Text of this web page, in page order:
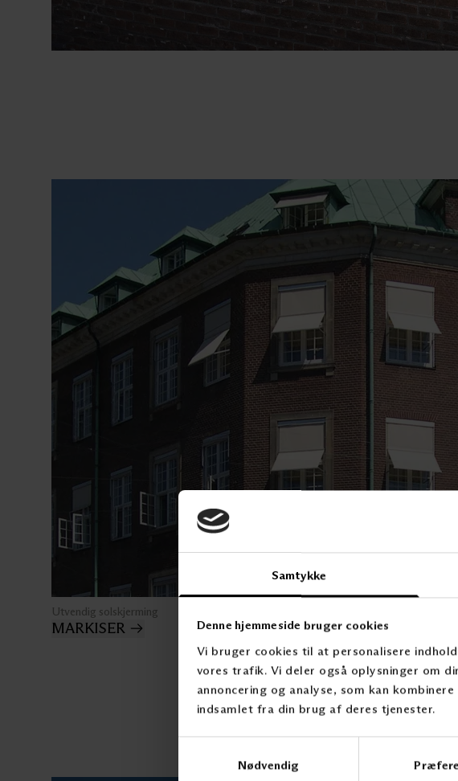
Samtykke
Denne hjemmeside bruger cookies
Vi bruger cookies til at personalisere
vores trafik. Vi deler også oplysninger om
annoncering og analyse, som kan
indsamlet fra din brug af deres tjenester.
Nødvendig
Utvendig solskjerming
MARKISER